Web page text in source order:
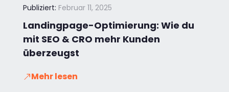
Publiziert: Februar 11, 2025
Landingpage-Optimierung: Wie du
mit SEO & CRO mehr Kunden
überzeugst
Mehr lesen